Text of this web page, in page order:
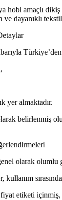
hobi amaçlı
dayanıklı
yer almaktadır.
belirlenmiş
olarak
kullanım
etiketi